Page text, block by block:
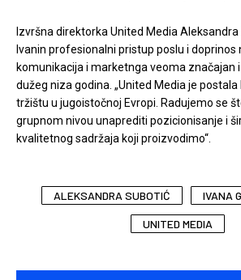
Izvršna direktorka United Media
Ivanin profesionalni pristup poslu i doprinos
komunikacija i marketnga veoma značajan
dužeg niza godina. „United Media je
tržištu u jugoistočnoj Evropi. Radujemo se
grupnom nivou unaprediti pozicionisanje i
kvalitetnog sadržaja koji proizvodimo“.
ALEKSANDRA SUBOTIĆ IVANA
UNITED MEDIA